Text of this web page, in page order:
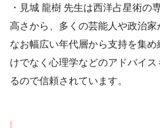
・見城 龍樹 先生は西洋占星術の
高さから、多くの芸能人や政治
なお幅広い年代層から支持を集
けでなく心理学などのアドバイ
るので信頼されています。